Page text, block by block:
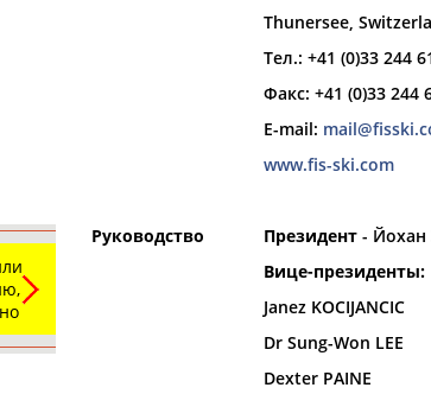
Выберите из списка
известной вам спортивной
пожалуйста, вы можете это
Thunersee,
Тел.: +41 (0)33 244
Факс: +41 (0)33 244
E-mail:
www.fis-ski.com
Руководство Президент -
Вице-президенты:
Janez KOCIJANCIC
Dr Sung-Won LEE
Dexter PAINE